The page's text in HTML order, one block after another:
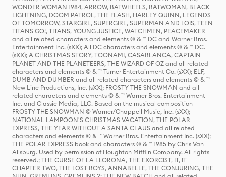
WONDER WOMAN 1984, ARROW, BATWHEELS, BATWOMAN, BLACK
LIGHTNING, DOOM PATROL, THE FLASH, HARLEY QUINN, LEGENDS
OF TOMORROW, STARGIRL, SUPERGIRL, SUPERMAN AND LOIS, TEEN
TITANS GO!, TITANS, YOUNG JUSTICE, WATCHMEN, PEACEMAKER
and all related characters and elements © & ™ DC and Warner Bros.
Entertainment Inc. (sXX); All DC characters and elements © & ™ DC.
(sXX); A CHRISTMAS STORY, TOONAMI, CASABLANCA, CAPTAIN
PLANET AND THE PLANETEERS, THE WIZARD OF OZ and all related
characters and elements © & ™ Turner Entertainment Co. (sXX); ELF,
DUMB AND DUMBER and all related characters and elements © & ™
New Line Productions, Inc. (sXX); FROSTY THE SNOWMAN and all
related characters and elements © & ™ Warner Bros. Entertainment
Inc. and Classic Media, LLC. Based on the musical composition
FROSTY THE SNOWMAN © Warner/Chappell Music, Inc. (sXX);
NATIONAL LAMPOON'S CHRISTMAS VACATION, THE POLAR
EXPRESS, THE YEAR WITHOUT A SANTA CLAUS and all related
characters and elements © & ™ Warner Bros. Entertainment Inc. (sXX);
THE POLAR EXPRESS book and characters © & ™ 1985 by Chris Van
Allsburg. Used by permission of Houghton Mifflin Company. All rights
reserved.; THE CURSE OF LA LLORONA, THE EXORCIST, IT, IT
CHAPTER TWO, THE LOST BOYS, ANNABELLE, THE CONJURING, THE